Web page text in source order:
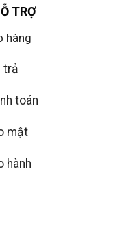
TRỢ
hàng
trả
toán
mật
hành